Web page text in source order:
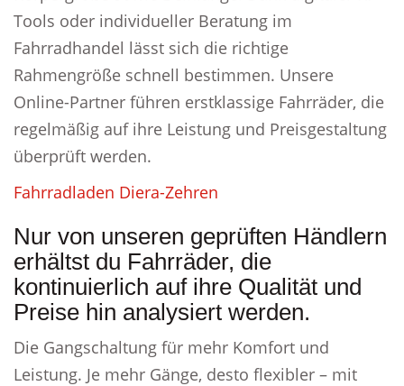
Tools oder individueller Beratung im
Fahrradhandel lässt sich die richtige
Rahmengröße schnell bestimmen. Unsere
Online-Partner führen erstklassige Fahrräder, die
regelmäßig auf ihre Leistung und Preisgestaltung
überprüft werden.
Fahrradladen Diera-Zehren
Nur von unseren geprüften Händlern
erhältst du Fahrräder, die
kontinuierlich auf ihre Qualität und
Preise hin analysiert werden.
Die Gangschaltung für mehr Komfort und
Leistung. Je mehr Gänge, desto flexibler – mit